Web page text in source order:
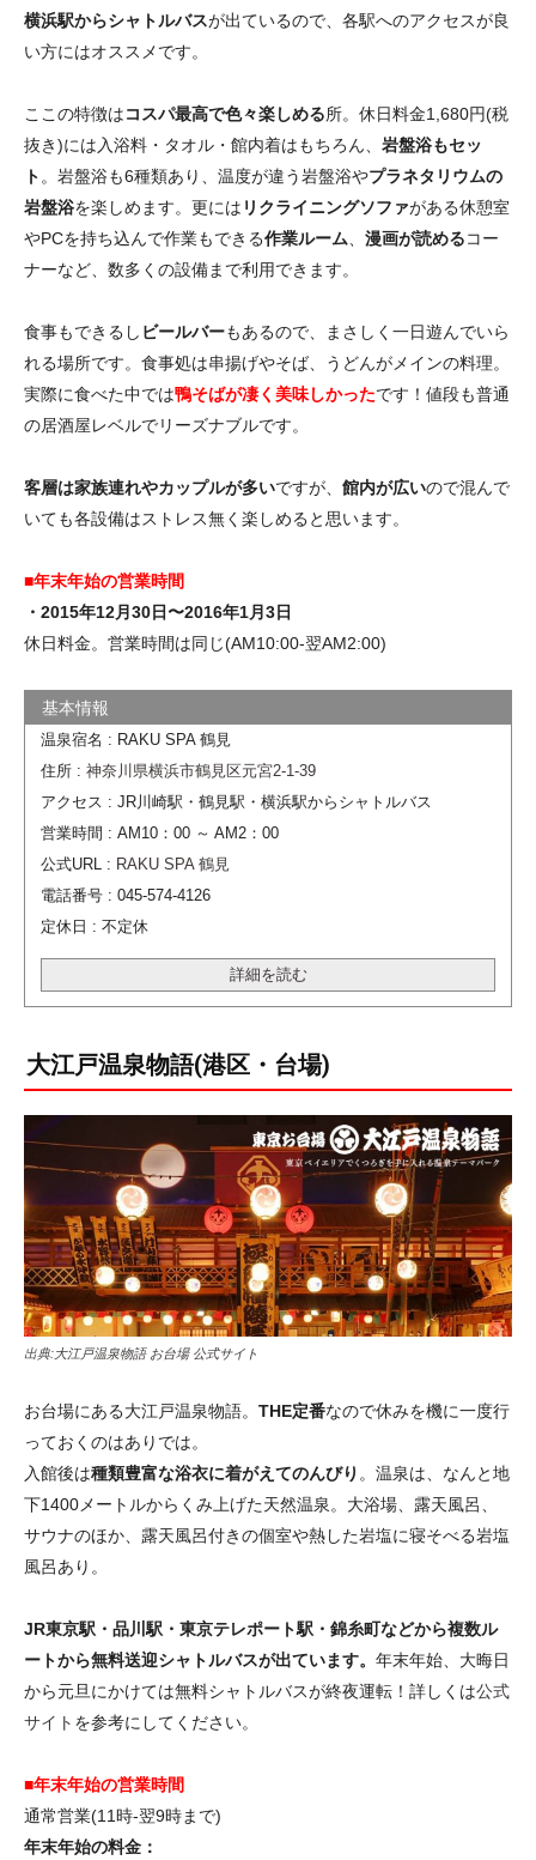
横浜駅からシャトルバスが出ているので、各駅へのアクセスが良
い方にはオススメです。
ここの特徴はコスパ最高で色々楽しめる所。休日料金1,680円(税
抜き)には入浴料・タオル・館内着はもちろん、 岩盤浴もセッ
ト 。岩盤浴も6種類あり、温度が違う岩盤浴やプラネタリウムの
岩盤浴を楽しめます。更には リクライニングソファがある休憩室
やPCを持ち込んで作業もできる作業ルーム 漫画が読めるコー
ナーなど、数多くの設備まで利用できます。
食事もできるし ビールバーもあるので、まさしく一日遊んでいら
れる場所です。食事処は串揚げやそば、うどんがメインの料理。
実際に食べた中では鴨そばが凄く美味しかったです！値段も普通
の居酒屋レベルでリーズナブルです。
客層は家族連れやカップルが多いですが、 館内が広いので混んで
いても各設備はストレス無く楽しめると思います。
■年末年始の営業時間
・2015年12月30日〜2016年1月3日
休日料金。営業時間は同じ(AM10:00-翌AM2:00)
温泉宿名 : RAKU SPA 鶴見
住所 : 神奈川県横浜市鶴見区元宮2-1-39
アクセス : JR川崎駅・鶴見駅・横浜駅からシャトルバス
営業時間 : AM10：00 ～ AM2：00
公式URL : RAKU SPA 鶴見
電話番号 : 045-574-4126
定休日 : 不定休
詳細を読む
大江戸温泉物語(港区・台場)
出典:大江戸温泉物語 お台場 公式サイト
お台場にある大江戸温泉物語。 THE定番なので休みを機に一度行
っておくのはありでは。
入館後は種類豊富な浴衣に着がえてのんびり 。温泉は、なんと地
下1400メートルからくみ上げた天然温泉。大浴場、露天風呂、
サウナのほか、露天風呂付きの個室や熱した岩塩に寝そべる岩塩
風呂あり。
JR東京駅・品川駅・東京テレポート駅・錦糸町などから複数ル
ートから無料送迎シャトルバスが出ています。 年末年始、大晦日
から元旦にかけては無料シャトルバスが終夜運転！詳しくは公式
サイト を参考にしてください。
■年末年始の営業時間
通常営業(11時-翌9時まで)
年末年始の料金：